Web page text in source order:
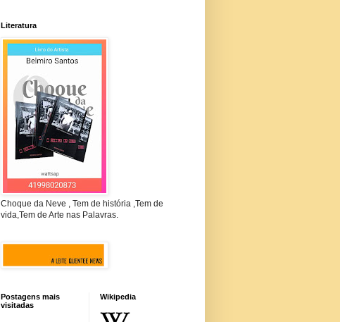
Literatura
Choque da Neve , Tem de história ,Tem de
vida,Tem de Arte nas Palavras.
Postagens mais
visitadas
Wikipedia